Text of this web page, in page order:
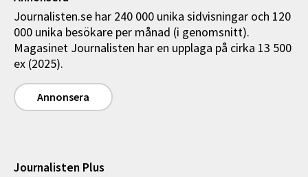
Journalisten.se har 240 000 unika sidvisningar och 120
000 unika besökare per månad (i genomsnitt).
Magasinet Journalisten har en upplaga på cirka 13 500
ex (2025).
Annonsera
Journalisten Plus